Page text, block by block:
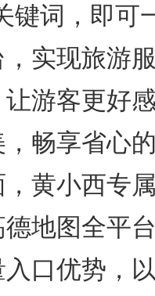
键词，即可
，实现旅游
游客更好
，畅享省心
，黄小西专
地图全平
口优势，